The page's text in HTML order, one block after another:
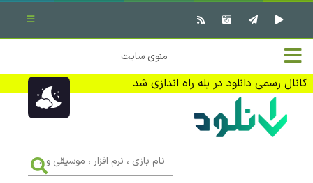
خانه
تماس با ما
تبلیغات
منوی سایت
کانال رسمی دانلود در بله راه اندازی شد
✖ بستن منو
نرم افزار کامپیوتر
بازی کامپیوتر
بازی
،